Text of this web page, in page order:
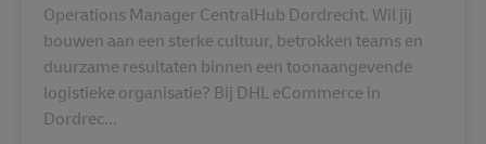
Operations Manager CentralHub Dordrecht. Wil jij
bouwen aan een sterke cultuur, betrokken teams en
duurzame resultaten binnen een toonaangevende
logistieke organisatie? Bij DHL eCommerce in
Dordrec...